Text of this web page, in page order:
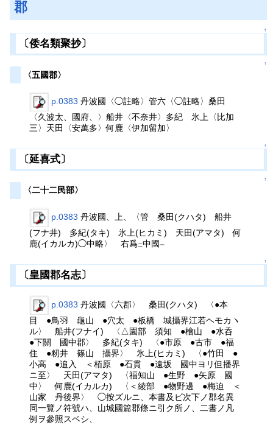
郡
↑
〔倭名類聚抄〕
↑
〈五國郡〉
p.0383 丹波國〈◯註略〉管六〈◯註略〉桑田
〈久波太、國府、〉船井〈不奈井〉多紀 氷上〈比加
三〉天田〈安萬多〉何鹿〈伊加留加〉
↑
〔延喜式〕
↑
〈二十二民部〉
p.0383 丹波國、上、〈管 桑田(クハタ) 船井
(フナ井) 多紀(タキ) 氷上(ヒカミ) 天田(アマタ) 何
鹿(イカルカ)◯中略〉 右爲二中國一
↑
〔皇國郡名志〕
p.0383 丹波國〈六郡〉 桑田(クハタ) 〈●本
目 ●鳥羽 龜山 ●穴太 ●板橋 城攝界江若ヘモカヽ
ル〉 船井(フナイ) 〈△園部 須知 ●檜山 ●水呑
●下關 國中郡〉 多紀(タキ) 〈●市原 ●古市 ●福
住 ●籾井 篠山 攝界〉 氷上(ヒカミ) 〈●竹田 ●
小高 ●追入 ＜栢原 ●石貫 ●遠坂 國中ヨリ但播界
ニ至〉 天田(アマタ) 〈福知山 ●生野 ●矢原 國
中〉 何鹿(イカルカ) 〈＜綾部 ●物野邊 ●梅迫 ＜
山家 丹後界〉 ◯按ズルニ、本書及ビ次下ノ郡名異
同一覽ノ符號ハ、山城國篇郡條ニ引ク所ノ、二書ノ凡
例ヲ參照スベシ、